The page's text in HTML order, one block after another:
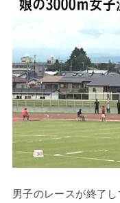
男子のレースが終了